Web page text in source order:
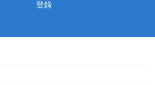
登錄